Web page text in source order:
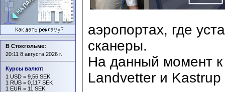
аэропортах, где
сканеры.
На данный момент
Landvetter и Kastrup
В Стокгольме:
20:11 8 августа 2026 г.
Курсы валют:
1 USD = 9,56 SEK
1 RUB = 0,117 SEK
1 EUR = 11 SEK